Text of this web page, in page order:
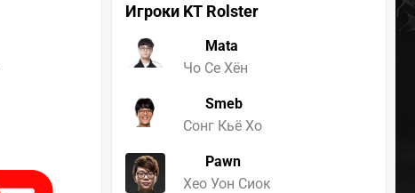
Игроки KT Rolster
Mata
Чо Ce Хён
Smeb
Сонг Кьё Хо
Pawn
Хео Уон Сиок